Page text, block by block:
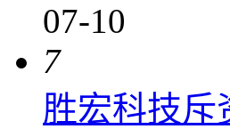
07-10
7
胜宏科技斥